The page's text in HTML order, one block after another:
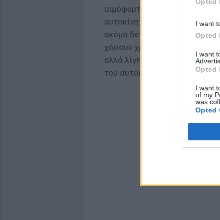
I want
Opted
I want
Opted
I want
of my
was
Opted
αιμόφυρτος στο έδαφος.
αυτοκίνητο του 19χρονου
ακόμα δεν έχει
χάσουν χρόνο επιβιβάστηκαν
αλλά λίγη ώρα αργότερα οι
του αυτοκινήτου.